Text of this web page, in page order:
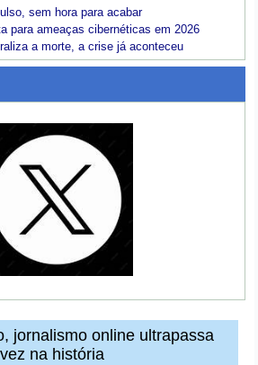
sem hora para acabar
para ameaças cibernéticas em 2026
a morte, a crise já aconteceu
jornalismo online ultrapassa
na história